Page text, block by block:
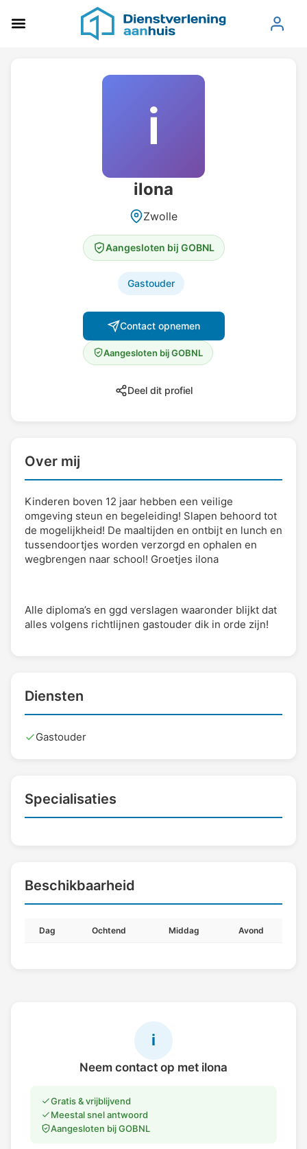
i
ilona
Zwolle
Aangesloten bij GOBNL
Gastouder
Contact opnemen
Aangesloten bij GOBNL
Deel dit profiel
Over mij
Kinderen boven 12 jaar hebben een veilige
omgeving steun en begeleiding! Slapen behoord tot
de mogelijkheid! De maaltijden en ontbijt en lunch en
tussendoortjes worden verzorgd en ophalen en
wegbrengen naar school! Groetjes ilona
Alle diploma’s en ggd verslagen waaronder blijkt dat
alles volgens richtlijnen gastouder dik in orde zijn!
Diensten
Gastouder
Specialisaties
Beschikbaarheid
Dag Ochtend Middag Avond
i
Neem contact op met ilona
Gratis & vrijblijvend
Meestal snel antwoord
Aangesloten bij GOBNL